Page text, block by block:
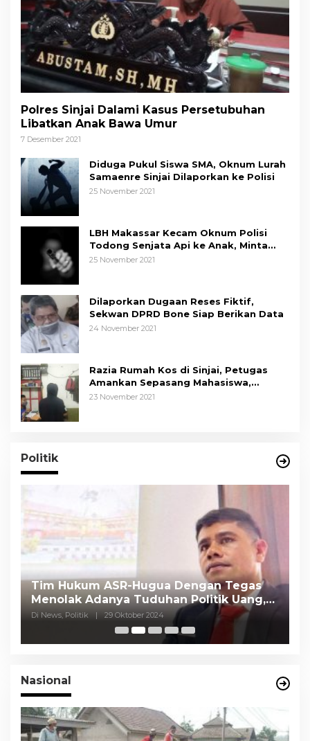
Polres Sinjai Dalami Kasus Persetubuhan
Libatkan Anak Bawa Umur
7 Desember 2021
Diduga Pukul Siswa SMA, Oknum Lurah
Samaenre Sinjai Dilaporkan ke Polisi
25 November 2021
LBH Makassar Kecam Oknum Polisi
Todong Senjata Api ke Anak, Minta
Kapolda Sulsel Tindak Tegas
25 November 2021
Dilaporkan Dugaan Reses Fiktif,
Sekwan DPRD Bone Siap Berikan Data
24 November 2021
Razia Rumah Kos di Sinjai, Petugas
Amankan Sepasang Mahasiswa,
Mengaku Berpacaran
23 November 2021
Politik
Tim Hukum ASR-Hugua Dengan Tegas
Menolak Adanya Tuduhan Politik Uang,
Pasar Murah Tidak Dilaksanakan Oleh
Di News, Politik | 29 Oktober 2024
Nasional